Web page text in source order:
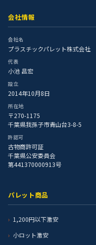
会社情報
会社名
プラスチックパレット株式会社
代表
小池 昌宏
設立
2014年10月8日
所在地
〒270-1175
千葉県我孫子市青山台3-8-5
許認可
古物商許可証
千葉県公安委員会
第441370000913号
パレット商品
1,200円以下激安
小ロット激安